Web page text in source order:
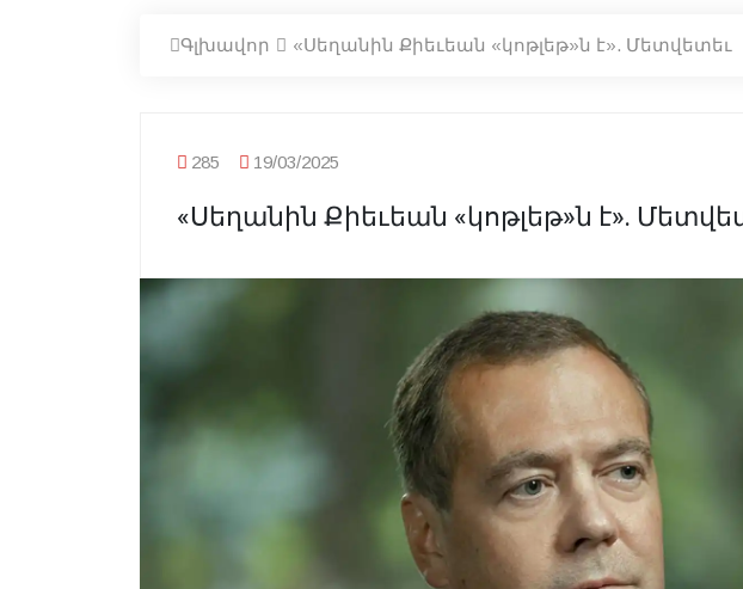
Գլխավոր «Սեղանին Քիեւեան «կոթլեթ»ն է». Մետվետեւ
285 19/03/2025
«Սեղանին Քիեւեան «կոթլեթ»ն է».